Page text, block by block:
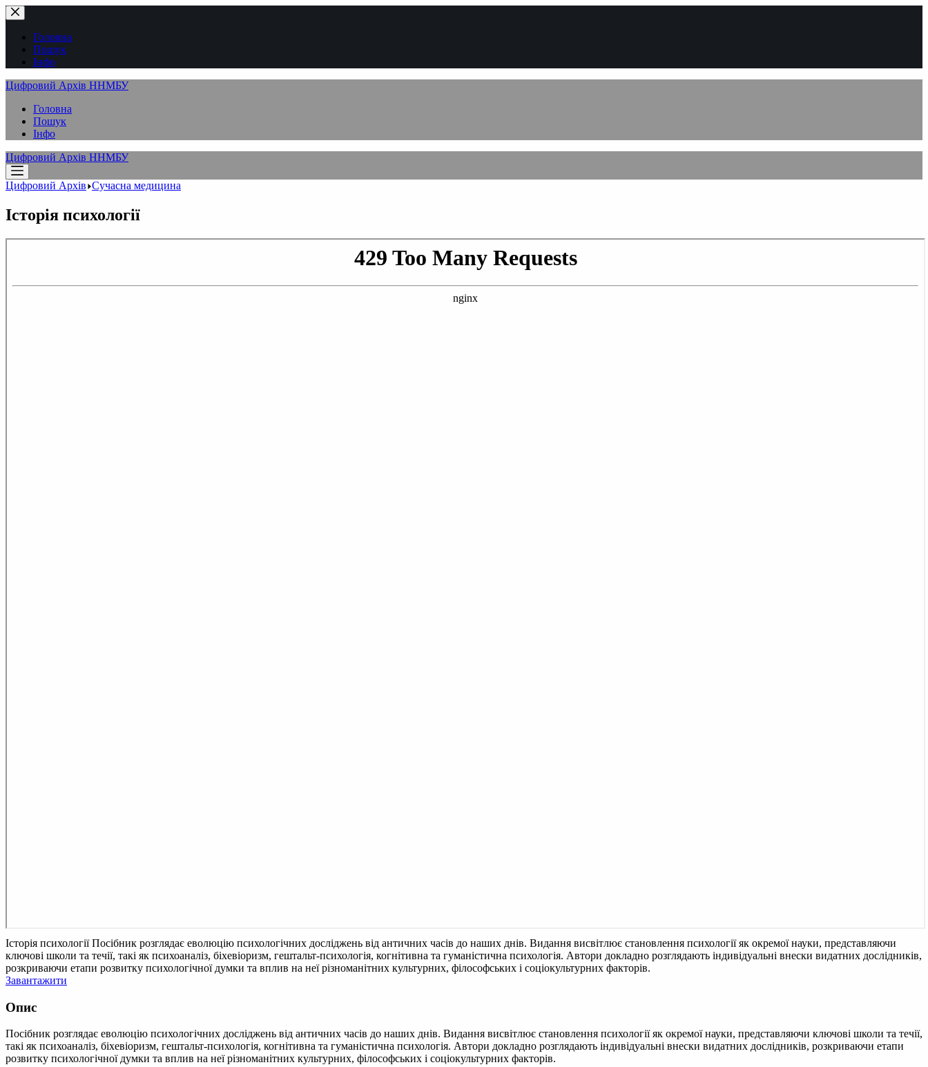
Перейти
до
вмістуГоловна
Пошук
Інфо
Цифровий Архів ННМБУ
Головна
Пошук
Інфо
Цифровий Архів ННМБУ
Цифровий Архів Сучасна медицина
Історія психології
Історія психологіїПосібник розглядає еволюцію психологічних досліджень від античних часів до наших днів. Видання висвітлює становлення психології як окремої науки, представляючи
ключові школи та течії, такі як психоаналіз, біхевіоризм, гештальт-психологія, когнітивна та гуманістична психологія. Автори докладно розглядають індивідуальні внески видатних дослідників,
розкриваючи етапи розвитку психологічної думки та вплив на неї різноманітних культурних, філософських і соціокультурних факторів.
Завантажити
Опис
Посібник розглядає еволюцію психологічних досліджень від античних часів до наших днів. Видання висвітлює становлення психології як окремої науки, представляючи ключові школи та течії,
такі як психоаналіз, біхевіоризм, гештальт-психологія, когнітивна та гуманістична психологія. Автори докладно розглядають індивідуальні внески видатних дослідників, розкриваючи етапи
розвитку психологічної думки та вплив на неї різноманітних культурних, філософських і соціокультурних факторів.